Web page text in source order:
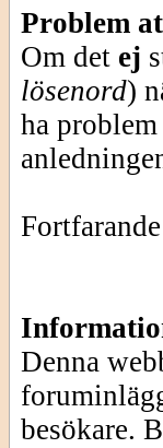
Problem
Om det ej
lösenord)
ha
Denna
besökare.